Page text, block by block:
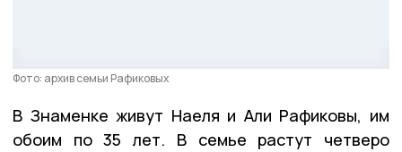
Фото: архив семьи Рафиковых
В Знаменке живут Наеля и Али Рафиковы, им
обоим по 35 лет. В семье растут четверо